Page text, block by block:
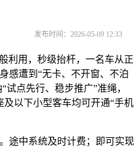
发布时间：2026-05-09 12:33
用，秒级抬杆，一名车从正
感遭到“无卡、不开窗、不泊
试点先行、稳步推广”准绳，
以下小型客车均可开通“手机
中系统及时计费；即可实现